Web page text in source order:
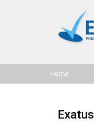
Home
Exatus